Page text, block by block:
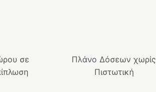
σε
Πλάνο Δόσεων χωρίς
Πιστωτική